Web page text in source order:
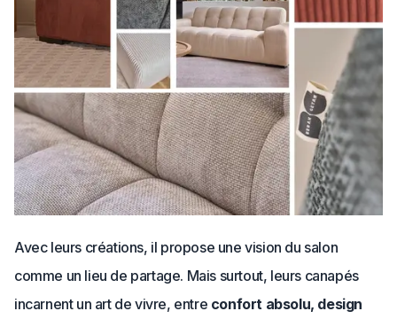
Avec leurs créations, il propose une vision du salon
comme un lieu de partage. Mais surtout, leurs canapés
incarnent un art de vivre, entre confort absolu, design